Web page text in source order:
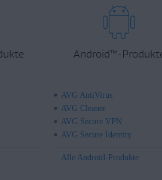
Android™-
AVG AntiVirus
AVG Cleaner
AVG Secure VPN
AVG Secure Identity
Alle Android-Produkte